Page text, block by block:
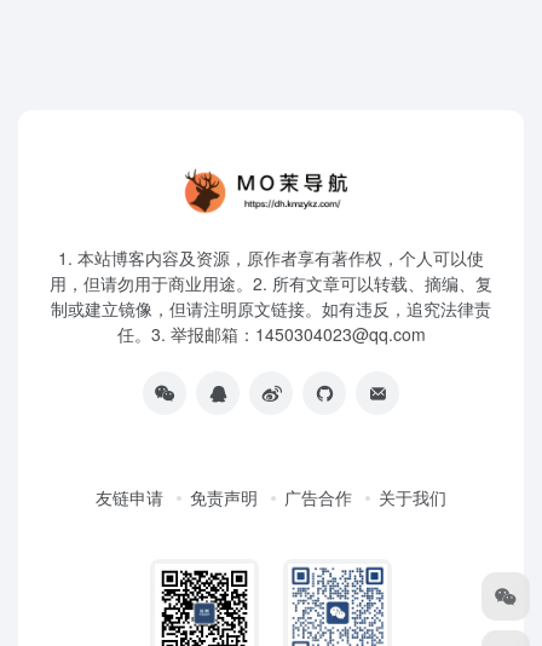
1. 本站博客内容及资源，原作者享有著作权，个人可以使
用，但请勿用于商业用途。2. 所有文章可以转载、摘编、复
制或建立镜像，但请注明原文链接。如有违反，追究法律责
任。3. 举报邮箱：1450304023@qq.com
友链申请 免责声明 广告合作 关于我们